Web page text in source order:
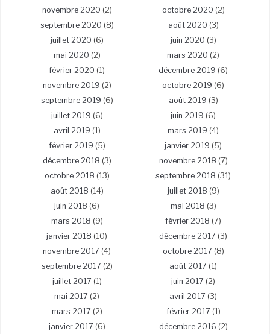
novembre 2020 (2) octobre 2020 (2)
septembre 2020 (8) août 2020 (3)
juillet 2020 (6) juin 2020 (3)
mai 2020 (2) mars 2020 (2)
février 2020 (1) décembre 2019 (6)
novembre 2019 (2) octobre 2019 (6)
septembre 2019 (6) août 2019 (3)
juillet 2019 (6) juin 2019 (6)
avril 2019 (1) mars 2019 (4)
février 2019 (5) janvier 2019 (5)
décembre 2018 (3) novembre 2018 (7)
octobre 2018 (13) septembre 2018 (31)
août 2018 (14) juillet 2018 (9)
juin 2018 (6) mai 2018 (3)
mars 2018 (9) février 2018 (7)
janvier 2018 (10) décembre 2017 (3)
novembre 2017 (4) octobre 2017 (8)
septembre 2017 (2) août 2017 (1)
juillet 2017 (1) juin 2017 (2)
mai 2017 (2) avril 2017 (3)
mars 2017 (2) février 2017 (1)
janvier 2017 (6) décembre 2016 (2)